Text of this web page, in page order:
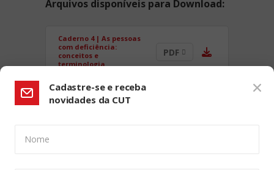
Arquivos disponíveis para Download:
Caderno 4 | As pessoas
com deficiência:
conceitos e
terminologia
PDF
Cadastre-se e receba
novidades da CUT
Nome